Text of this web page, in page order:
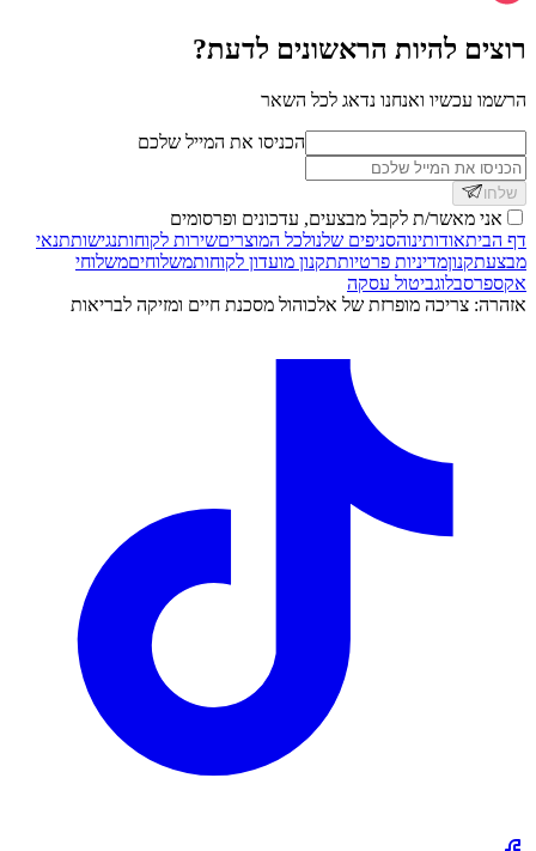
רוצים להיות הראשונים לדעת?
הרשמו עכשיו ואנחנו נדאג לכל השאר
הכניסו את המייל שלכם
שלחו
אני מאשר/ת לקבל מבצעים, עדכונים ופרסומים
דף הביתאודותינוהסניפים שלנולכל המוצריםשירות לקוחותנגישותתנאי
מבצעתקנוןמדיניות פרטיותתקנון מועדון לקוחותמשלוחיםמשלוחי
אקספרסבלוגביטול עסקה
אזהרה: צריכה מופרזת של אלכוהול מסכנת חיים ומזיקה לבריאות